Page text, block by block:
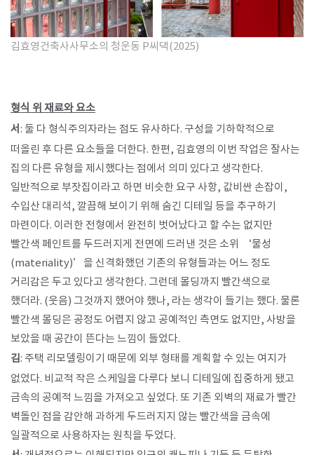
김효영건축사사무소의 청운동 P씨댁(2025)
형식 위 재료와 요소
서 : 둘 다 형식주의자라는 점도 유사하다. 구성을 기하학적으로
떠올린 후 다른 요소들을 더한다. 한편, 김효영의 이번 작업은 잘사는
집의 다른 유형을 제시했다는 점에서 의미 있다고 생각한다.
일반적으로 부잣집이라고 하면 비슷한 요구 사항, 값비싼 손잡이,
수입산 대리석, 깔끔해 보이기 위해 숨긴 디테일 등을 추구하기
마련이다. 이러한 전형에서 완전히 벗어났다고 할 수는 없지만
빨간색 페인트를 두드러지게 전면에 드러낸 것은 소위 ‘물성
(materiality)’을 신격화했던 기존의 유형들과는 어느 정도
거리감은 두고 있다고 생각한다. 그런데 몰딩까지 빨간색으로
했더라. (웃음) 그것까지 했어야 했나, 라는 생각이 들기는 했다. 물론
빨간색 몰딩은 공정도 어렵지 않고 공예적인 측면도 없지만, 사방을
보았을 때 공간이 뜬다는 느낌이 들었다.
김: 주택 리모델링이기 때문에 외부 형태를 계획할 수 있는 여지가
없었다. 비교적 작은 스케일을 다루다 보니 디테일에 집중하게 됐고
금속의 공예적 느낌을 가져오고 싶었다. 또 기존 외벽의 재료가 빨간
벽돌인 점을 감안해 과하게 두드러지지 않는 빨간색을 금속에
일괄적으로 사용하자는 원칙을 두었다.